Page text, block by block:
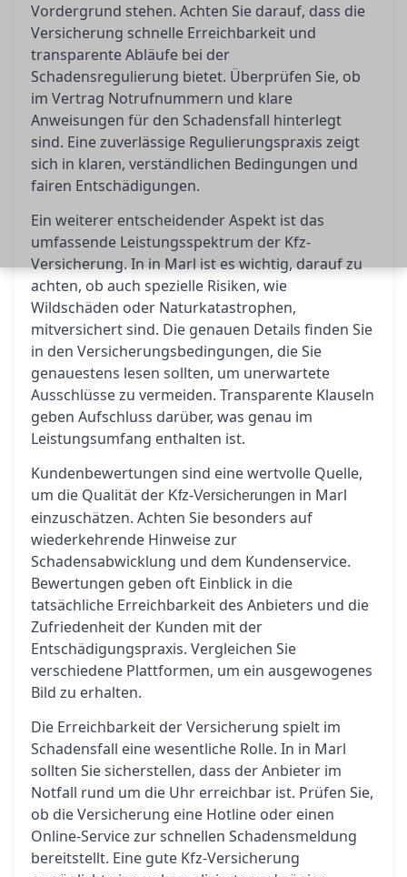
Vordergrund stehen. Achten Sie darauf, dass die
Versicherung schnelle Erreichbarkeit und
transparente Abläufe bei der
Schadensregulierung bietet. Überprüfen Sie, ob
im Vertrag Notrufnummern und klare
Anweisungen für den Schadensfall hinterlegt
sind. Eine zuverlässige Regulierungspraxis zeigt
sich in klaren, verständlichen Bedingungen und
fairen Entschädigungen.
Ein weiterer entscheidender Aspekt ist das
umfassende Leistungsspektrum der Kfz-
Versicherung. In in Marl ist es wichtig, darauf zu
achten, ob auch spezielle Risiken, wie
Wildschäden oder Naturkatastrophen,
mitversichert sind. Die genauen Details finden Sie
in den Versicherungsbedingungen, die Sie
genauestens lesen sollten, um unerwartete
Ausschlüsse zu vermeiden. Transparente Klauseln
geben Aufschluss darüber, was genau im
Leistungsumfang enthalten ist.
Kundenbewertungen sind eine wertvolle Quelle,
um die Qualität der Kfz-Versicherungen in Marl
einzuschätzen. Achten Sie besonders auf
wiederkehrende Hinweise zur
Schadensabwicklung und dem Kundenservice.
Bewertungen geben oft Einblick in die
tatsächliche Erreichbarkeit des Anbieters und die
Zufriedenheit der Kunden mit der
Entschädigungspraxis. Vergleichen Sie
verschiedene Plattformen, um ein ausgewogenes
Bild zu erhalten.
Die Erreichbarkeit der Versicherung spielt im
Schadensfall eine wesentliche Rolle. In in Marl
sollten Sie sicherstellen, dass der Anbieter im
Notfall rund um die Uhr erreichbar ist. Prüfen Sie,
ob die Versicherung eine Hotline oder einen
Online-Service zur schnellen Schadensmeldung
bereitstellt. Eine gute Kfz-Versicherung